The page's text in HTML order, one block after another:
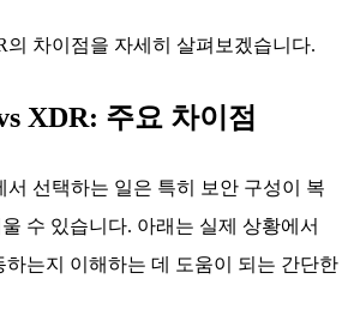
의 차이점을 자세히 살펴보겠습니다.
XDR: 주요 차이점
서 선택하는 일은 특히 보안 구성이 복
수 있습니다. 아래는 실제 상황에서
하는지 이해하는 데 도움이 되는 간단한